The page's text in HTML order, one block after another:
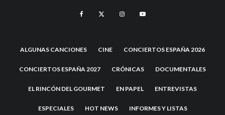
ALGUNAS CANCIONES CINE CONCIERTOS ESPAÑA 2026
CONCIERTOS ESPAÑA 2027 CRÓNICAS DOCUMENTALES
EL RINCÓN DEL GOURMET EN PAPEL ENTREVISTAS
ESPECIALES HOT NEWS INFORMES Y LISTAS